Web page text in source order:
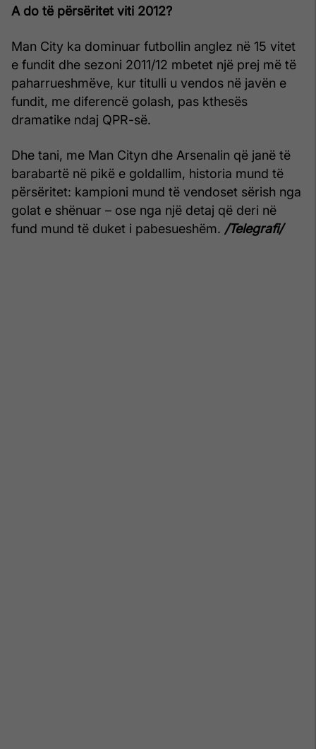
A do të përsëritet viti 2012?
Man City ka dominuar futbollin anglez në 15 vitet
e fundit dhe sezoni 2011/12 mbetet një prej më të
paharrueshmëve, kur titulli u vendos në javën e
fundit, me diferencë golash, pas kthesës
dramatike ndaj QPR-së.
Dhe tani, me Man Cityn dhe Arsenalin që janë të
barabartë në pikë e goldallim, historia mund të
përsëritet: kampioni mund të vendoset sërish nga
golat e shënuar – ose nga një detaj që deri në
fund mund të duket i pabesueshëm. /Telegrafi/